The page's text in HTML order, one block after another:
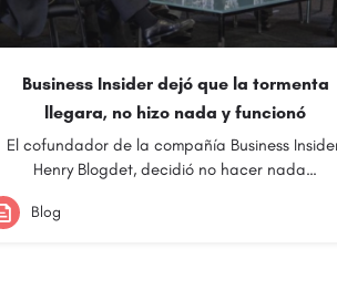
Business Insider dejó que la tormenta
llegara, no hizo nada y funcionó
El cofundador de la compañía Business
Henry Blogdet, decidió no hacer nada…
Blog